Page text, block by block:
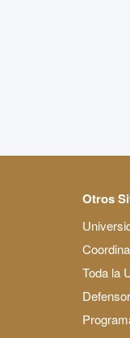
Otros
Toda la